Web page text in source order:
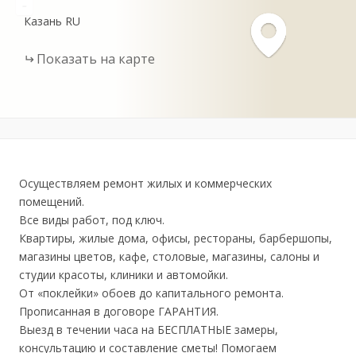
Казань RU
Показать на карте
Осуществляем ремонт жилых и коммерческих
помещений.
Все виды работ, под ключ.
Квартиры, жилые дома, офисы, рестораны, барбершопы,
магазины цветов, кафе, столовые, магазины, салоны и
студии красоты, клиники и автомойки.
От «поклейки» обоев до капитального ремонта.
Прописанная в договоре ГАРАНТИЯ.
Выезд в течении часа на БЕСПЛАТНЫЕ замеры,
консультацию и составление сметы! Помогаем